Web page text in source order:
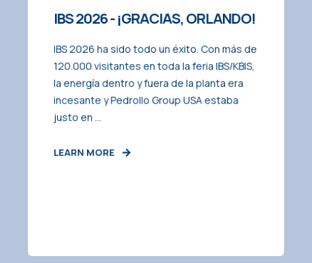
IBS 2026 - ¡GRACIAS, ORLANDO!
IBS 2026 ha sido todo un éxito. Con más de
120.000 visitantes en toda la feria IBS/KBIS,
la energía dentro y fuera de la planta era
incesante y Pedrollo Group USA estaba
justo en ...
LEARN MORE